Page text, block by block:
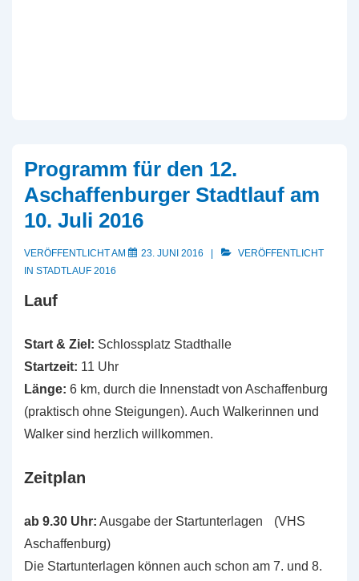
Programm für den 12.
Aschaffenburger Stadtlauf am
10. Juli 2016
VERÖFFENTLICHT AM 23. JUNI 2016
VERÖFFENTLICHT
IN STADTLAUF 2016
Lauf
Start & Ziel: Schlossplatz Stadthalle
Startzeit: 11 Uhr
Länge: 6 km, durch die Innenstadt von Aschaffenburg
(praktisch ohne Steigungen). Auch Walkerinnen und
Walker sind herzlich willkommen.
Zeitplan
ab 9.30 Uhr: Ausgabe der Startunterlagen (VHS
Aschaffenburg)
Die Startunterlagen können auch schon am 7. und 8.